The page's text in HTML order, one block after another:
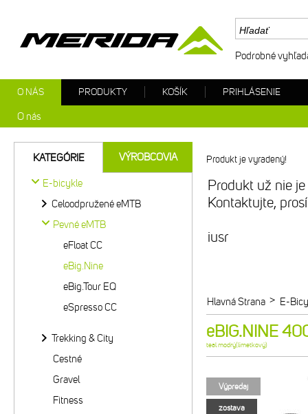
Produkt je vyradený!
Produkt už nie
Kontaktujte,
iusr
Hlavná Strana > E-
eBIG.NINE
teal modrý(limetkový)
Výpredaj
zostava
KATEGÓRIE VÝROBCOVIA
E-bicykle
Celoodpružené eMTB
Pevné eMTB
eFloat CC
eBig.Nine
eBig.Tour EQ
eSpresso CC
Trekking & City
Cestné
Gravel
Fitness
Podrobné
O NÁS
O nás
PRODUKTY KOŠÍK PRIHLÁSENIE